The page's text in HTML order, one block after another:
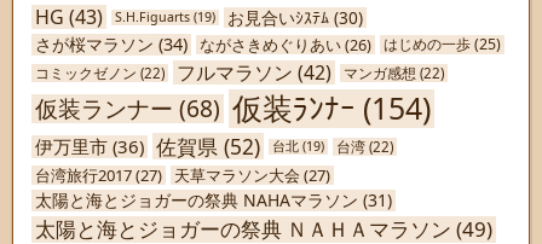
HG (43) S.H.Figuarts (19) お見合いｼｽﾃﾑ (30)
さが桜マラソン (34) ながさきめぐりあい(26) はじめの一歩(25)
コミックゼノン (22) フルマラソン (42) マンガ感想 (22)
仮装ランナー (68) 仮装ﾗﾝﾅｰ (154)
伊万里市 (36) 佐賀県 (52) 台北 (19) 台湾 (22)
台湾旅行2017(27) 天草マラソン大会 (27)
太陽と海とジョガーの祭典 NAHAマラソン (31)
太陽と海とジョガーの祭典 ＮＡＨＡマラソン (49)